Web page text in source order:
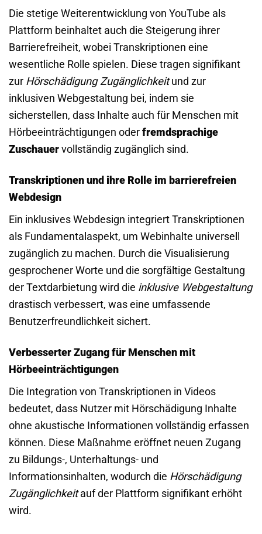
Die stetige Weiterentwicklung von YouTube als
Plattform beinhaltet auch die Steigerung ihrer
Barrierefreiheit, wobei Transkriptionen eine
wesentliche Rolle spielen. Diese tragen signifikant
zur Hörschädigung Zugänglichkeitund zur
inklusiven Webgestaltung bei, indem sie
sicherstellen, dass Inhalte auch für Menschen mit
Hörbeeinträchtigungen oderfremdsprachige
Zuschauervollständig zugänglich sind.
Transkriptionen und ihre Rolle im barrierefreien
Webdesign
Ein inklusives Webdesign integriert Transkriptionen
als Fundamentalaspekt, um Webinhalte universell
zugänglich zu machen. Durch die Visualisierung
gesprochener Worte und die sorgfältige Gestaltung
der Textdarbietung wird die inklusive Webgestaltung
drastisch verbessert, was eine umfassende
Benutzerfreundlichkeit sichert.
Verbesserter Zugang für Menschen mit
Hörbeeinträchtigungen
Die Integration von Transkriptionen in Videos
bedeutet, dass Nutzer mit Hörschädigung Inhalte
ohne akustische Informationen vollständig erfassen
können. Diese Maßnahme eröffnet neuen Zugang
zu Bildungs-, Unterhaltungs- und
Informationsinhalten, wodurch die Hörschädigung
Zugänglichkeitauf der Plattform signifikant erhöht
wird.